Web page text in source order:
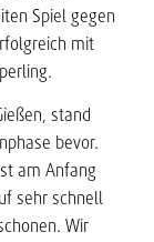
Spiel gegen
mit
stand
bevor.
am Anfang
sehr schnell
Wir